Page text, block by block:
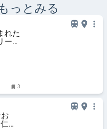
っとみる
れた
ーガ
3
」